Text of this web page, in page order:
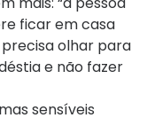
ficar em casa
precisa olhar para
e não fazer
sensíveis